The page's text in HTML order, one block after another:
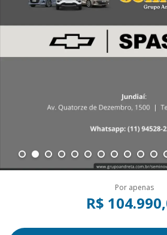
Por apenas
R$